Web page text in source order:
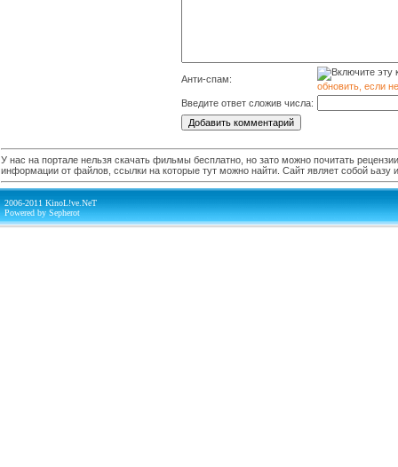
Анти-спам:
обновить, если
Введите ответ сложив числа:
У нас на портале нельзя скачать фильмы бесплатно, но зато можно почитать
информации от файлов, ссылки на которые тут можно найти. Сайт являет собой
2006-2011 KinoL!ve.NeT
Powered by Sepherot